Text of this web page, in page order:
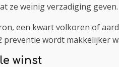
ze weinig verzadiging geven.
een kwart volkoren of
wordt makkelijker
winst